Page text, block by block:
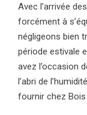
Avec l’arrivée
forcément à
négligeons bien
période estivale
avez l’occasion
l’abri de
fournir chez